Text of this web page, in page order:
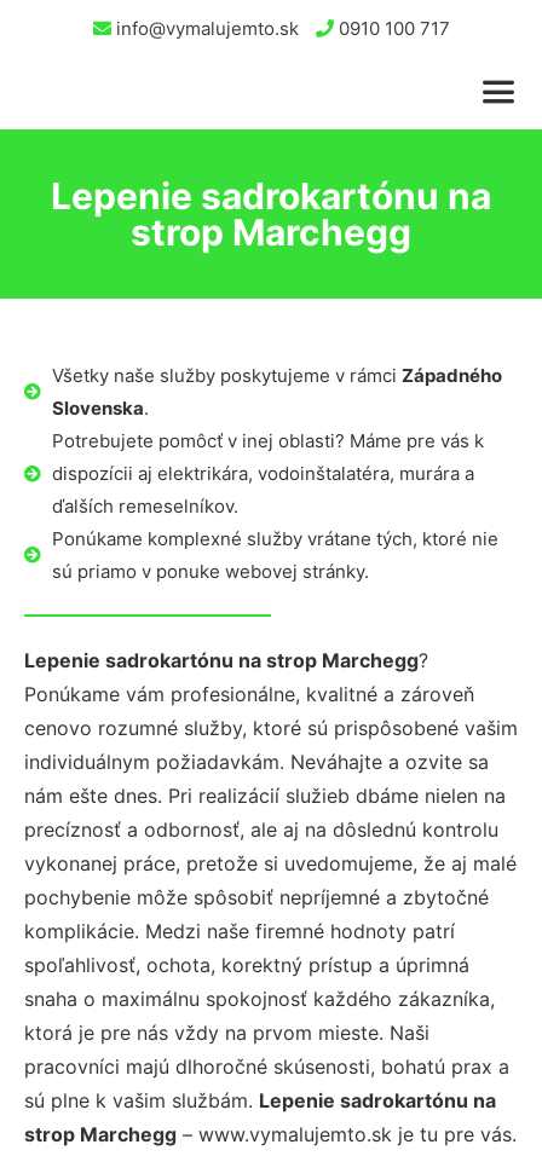
info@vymalujemto.sk 0910 100 717
Lepenie sadrokartónu na
strop Marchegg
Všetky naše služby poskytujeme v rámci Západného
Slovenska.
Potrebujete pomôcť v inej oblasti? Máme pre vás k
dispozícii aj elektrikára, vodoinštalatéra, murára a
ďalších remeselníkov.
Ponúkame komplexné služby vrátane tých, ktoré nie
sú priamo v ponuke webovej stránky.
Lepenie sadrokartónu na strop Marchegg?
Ponúkame vám profesionálne, kvalitné a zároveň
cenovo rozumné služby, ktoré sú prispôsobené vašim
individuálnym požiadavkám. Neváhajte a ozvite sa
nám ešte dnes. Pri realizácií služieb dbáme nielen na
precíznosť a odbornosť, ale aj na dôslednú kontrolu
vykonanej práce, pretože si uvedomujeme, že aj malé
pochybenie môže spôsobiť nepríjemné a zbytočné
komplikácie. Medzi naše firemné hodnoty patrí
spoľahlivosť, ochota, korektný prístup a úprimná
snaha o maximálnu spokojnosť každého zákazníka,
ktorá je pre nás vždy na prvom mieste. Naši
pracovníci majú dlhoročné skúsenosti, bohatú prax a
sú plne k vašim službám. Lepenie sadrokartónu na
strop Marchegg – www.vymalujemto.sk je tu pre vás.